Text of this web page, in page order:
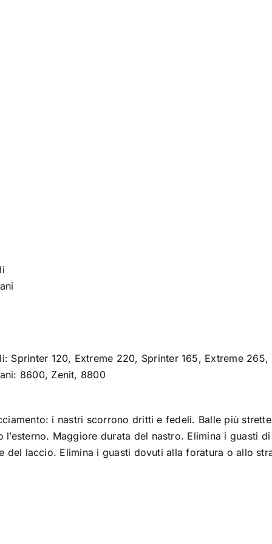
Sprinter 120, Extreme 220, Sprinter 165, Extreme
8600, Zenit, 8800
i nastri scorrono dritti e fedeli. Balle più
l’esterno. Maggiore durata del nastro. Elimina i guasti
del laccio. Elimina i guasti dovuti alla foratura o allo